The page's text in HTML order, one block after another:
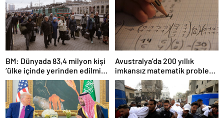
BM: Dünyada 83,4 milyon kişi
‘ülke içinde yerinden edilmiş’
olarak yaşıyor
Avustralya’da 200 yıllık
imkansız matematik problemi
çözüldü